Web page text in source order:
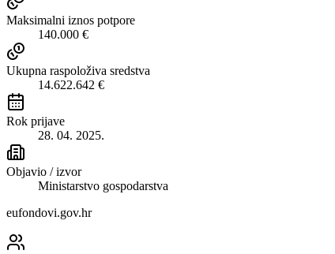
Maksimalni iznos potpore
140.000 €
Ukupna raspoloživa sredstva
14.622.642 €
Rok prijave
28. 04. 2025.
Objavio / izvor
Ministarstvo gospodarstva
eufondovi.gov.hr